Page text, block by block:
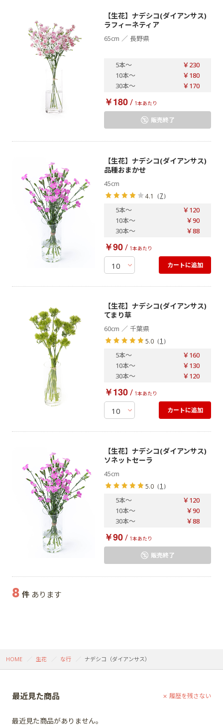
【生花】ナデシコ(ダイアンサス)
ラフィーネティア
65cm ／ 長野県
5本～
￥230
10本～
￥180
30本～ ￥170
￥180/ 1本あたり
販売終了
【生花】ナデシコ(ダイアンサス)
品種おまかせ
45cm
4.1 （7）
5本～
￥120
10本～
￥90
30本～ ￥88
￥90/ 1本あたり
カートに追加
【生花】ナデシコ(ダイアンサス)
てまり草
60cm ／ 千葉県
5.0 （1 ）
5本～
￥160
10本～
￥130
30本～ ￥120
￥130/ 1本あたり
カートに追加
【生花】ナデシコ(ダイアンサス)
ソネットセーラ
45cm
5.0 （1 ）
5本～
￥120
10本～
￥90
30本～ ￥88
￥90/ 1本あたり
販売終了
8 件 あります
HOME 生花 な行 ナデシコ（ダイアンサス）
最近見た商品
最近見た商品がありません。
履歴を残さない